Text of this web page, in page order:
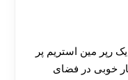
رپر مین استریم پر
خوبی در فضای